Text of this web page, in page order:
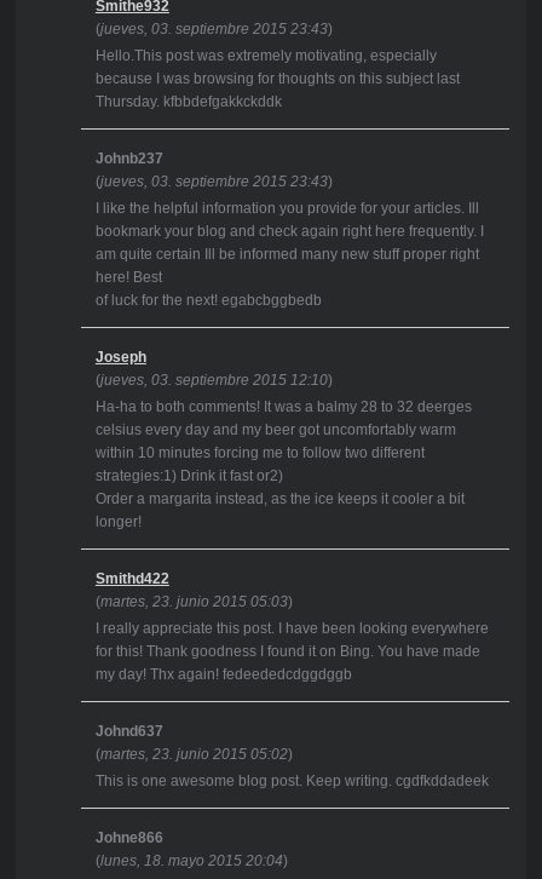
Smithe932
(jueves, 03. septiembre 2015 23:43)
Hello.This post was extremely motivating, especially
because I was browsing for thoughts on this subject last
Thursday. kfbbdefgakkckddk
Johnb237
(jueves, 03. septiembre 2015 23:43)
I like the helpful information you provide for your articles. Ill
bookmark your blog and check again right here frequently. I
am quite certain Ill be informed many new stuff proper right
here! Best
of luck for the next! egabcbggbedb
Joseph
(jueves, 03. septiembre 2015 12:10)
Ha-ha to both comments! It was a balmy 28 to 32 deerges
celsius every day and my beer got uncomfortably warm
within 10 minutes forcing me to follow two different
strategies:1) Drink it fast or2)
Order a margarita instead, as the ice keeps it cooler a bit
longer!
Smithd422
(martes, 23. junio 2015 05:03)
I really appreciate this post. I have been looking everywhere
for this! Thank goodness I found it on Bing. You have made
my day! Thx again! fedeededcdggdggb
Johnd637
(martes, 23. junio 2015 05:02)
This is one awesome blog post. Keep writing. cgdfkddadeek
Johne866
(lunes, 18. mayo 2015 20:04)